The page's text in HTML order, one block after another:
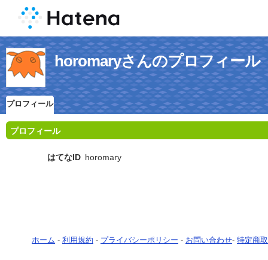
horomaryさんのプロフィール
プロフィール
プロフィール
はてなID horomary
ホーム - 利用規約 - プライバシーポリシー - お問い合わせ- 特定商